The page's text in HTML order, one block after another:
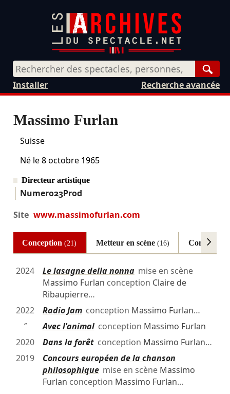
Recherche avancée
Installer
Massimo Furlan
Suisse
Né le8 octobre 1965
Directeur artistique
Numero23Prod
Site www.massimofurlan.com
Conception(21) Metteur en scène (16) Comédien
2024 Le lasagne della nonnamise en scène
Massimo Furlan conception Claire de
Ribaupierre…
2022
Radio Jamconception Massimo Furlan…
″
Avec l'animalconception Massimo Furlan
2020
Dans la forêtconception Massimo Furlan…
2019
Concours européen de la chanson
philosophiquemise en scène Massimo
Furlan conception Massimo Furlan…